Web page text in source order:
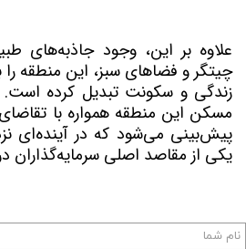
علاوه بر این، وجود جاذبه‌های
چیتگر و فضاهای سبز، این منطقه
زندگی و سکونت تبدیل کرده است.
مسکن این منطقه همواره با تقاضای
پیش‌بینی می‌شود که در آینده‌ای
یکی از مقاصد اصلی سرمایه‌گذاران